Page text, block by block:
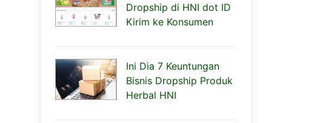
Dropship di HNI dot ID
Kirim ke Konsumen
Ini Dia 7 Keuntungan
Bisnis Dropship Produk
Herbal HNI